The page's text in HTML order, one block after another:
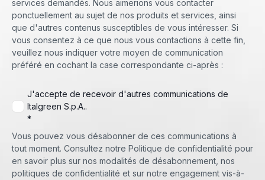
services demandés. Nous aimerions vous contacter
ponctuellement au sujet de nos produits et services, ainsi
que d'autres contenus susceptibles de vous intéresser. Si
vous consentez à ce que nous vous contactions à cette fin,
veuillez nous indiquer votre moyen de communication
préféré en cochant la case correspondante ci-après :
J'accepte de recevoir d'autres communications de
Italgreen S.p.A..
*
Vous pouvez vous désabonner de ces communications à
tout moment. Consultez notre Politique de confidentialité pour
en savoir plus sur nos modalités de désabonnement, nos
politiques de confidentialité et sur notre engagement vis-à-